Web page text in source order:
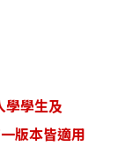
學學生及
版本皆適用